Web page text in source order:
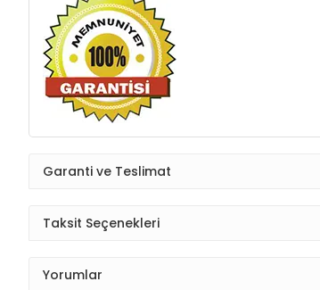
Garanti ve Teslimat
Taksit Seçenekleri
Yorumlar